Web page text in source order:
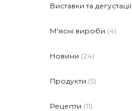
Виставки та дегустації
М'ясні вироби (4)
Новини (24)
Продукти (5)
Рецепти (11)